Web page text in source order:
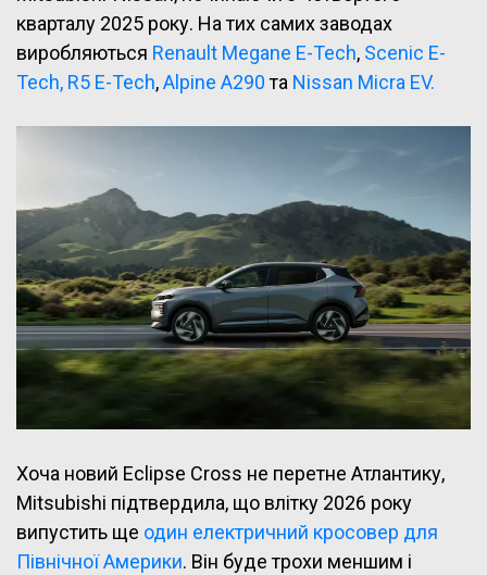
кварталу 2025 року. На тих самих заводах
виробляються Renault Megane E-Tech, Scenic E-
Tech, R5 E-Tech,Alpine A290та Nissan Micra EV.
Хоча новий Eclipse Cross не перетне Атлантику,
Mitsubishi підтвердила, що влітку 2026 року
випустить ще один електричний кросовер для
Північної Америки. Він буде трохи меншим і